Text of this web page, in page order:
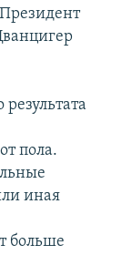
пола.
иная
больше